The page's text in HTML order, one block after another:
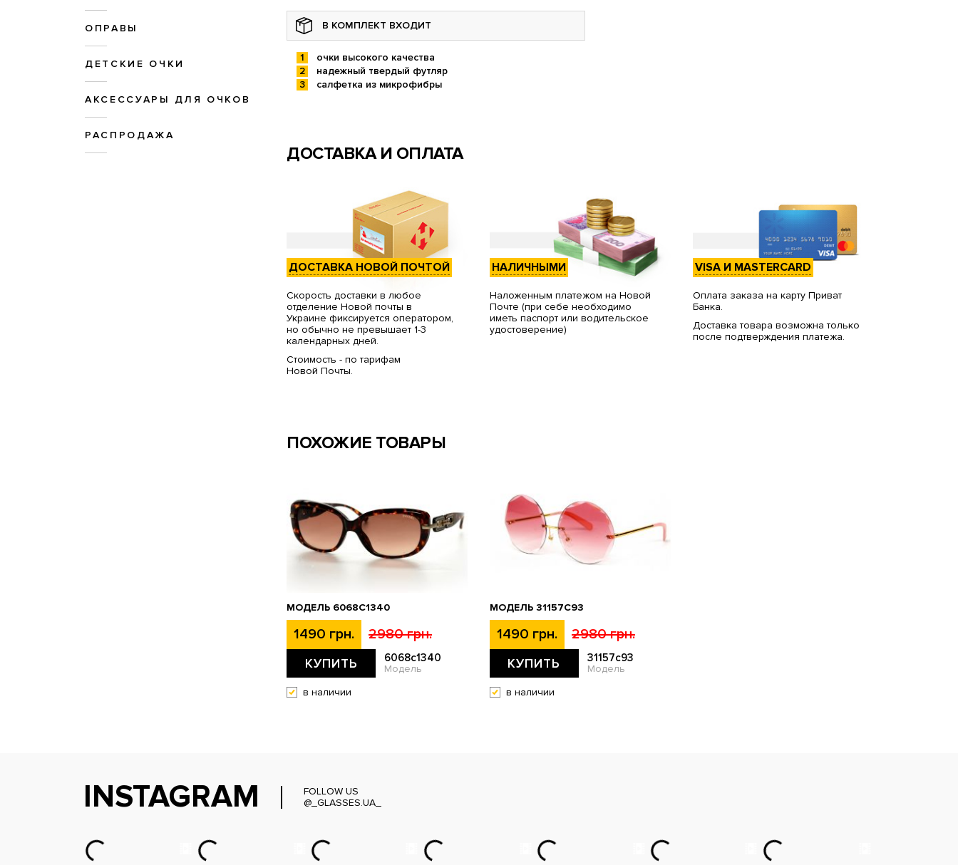
ОПРАВЫ
ДЕТСКИЕ ОЧКИ
АКСЕССУАРЫ ДЛЯ ОЧКОВ
РАСПРОДАЖА
В КОМПЛЕКТ ВХОДИТ
очки высокого качества
надежный твердый футляр
салфетка из микрофибры
ДОСТАВКА И ОПЛАТА
ДОСТАВКА НОВОЙ ПОЧТОЙ
Скорость доставки в любое
отделение Новой почты в
Украине фиксируется оператором,
но обычно не превышает 1-3
календарных дней.
Стоимость - по тарифам
Новой Почты.
НАЛИЧНЫМИ
Наложенным платежом на Новой
Почте (при себе необходимо
иметь паспорт или водительское
удостоверение)
VISA И MASTERCARD
Оплата заказа на карту Приват
Банка.
Доставка товара возможна только
после подтверждения платежа.
ПОХОЖИЕ ТОВАРЫ
МОДЕЛЬ 6068C1340
1490 грн. 2980 грн.
КУПИТЬ 6068c1340
Модель
в наличии
МОДЕЛЬ 31157С93
1490 грн. 2980 грн.
КУПИТЬ 31157с93
Модель
в наличии
INSTAGRAM
FOLLOW US
@_GLASSES.UA_